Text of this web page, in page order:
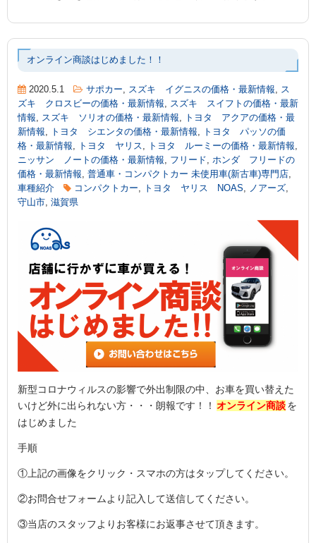
オンライン商談はじめました！！
2020.5.1 サポカー, スズキ イグニスの価格・最新情報, ス
ズキ クロスビーの価格・最新情報, スズキ スイフトの価格・最新
情報, スズキ ソリオの価格・最新情報,
トヨタ アクアの価格・最
新情報, トヨタ シエンタの価格・最新情報,
トヨタ パッソの価
格・最新情報, トヨタ ヤリス, トヨタ ルーミーの価格・最新情報,
ニッサン ノートの価格・最新情報, フリード, ホンダ フリードの
価格・最新情報, 普通車・コンパクトカー 未使用車(新古車)専門店,
車種紹介
コンパクトカー, トヨタ ヤリス NOAS, ノアーズ,
守山市, 滋賀県
新型コロナウィルスの影響で外出制限の中、お車を買い替えた
いけど外に出られない方・・・朗報です！！ オンライン商談を
はじめました
手順
①上記の画像をクリック・スマホの方はタップしてください。
②お問合せフォームより記入して送信してください。
③当店のスタッフよりお客様にお返事させて頂きます。